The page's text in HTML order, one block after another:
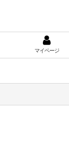
マイページ